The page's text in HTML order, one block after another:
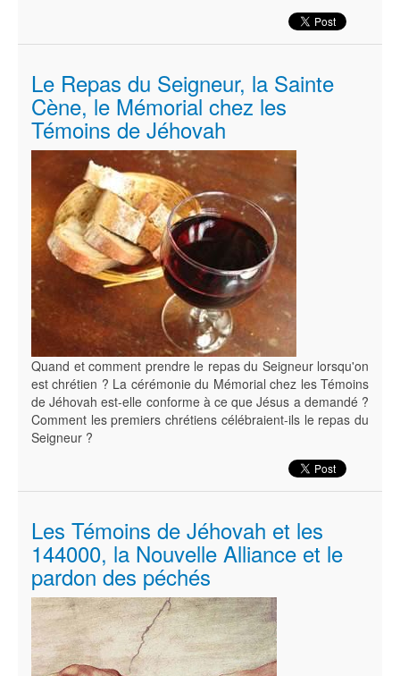
Le Repas du Seigneur, la Sainte
Cène, le Mémorial chez les
Témoins de Jéhovah
Quand et comment prendre le repas du Seigneur lorsqu'on
est chrétien ? La cérémonie du Mémorial chez les Témoins
de Jéhovah est-elle conforme à ce que Jésus a demandé ?
Comment les premiers chrétiens célébraient-ils le repas du
Seigneur ?
Les Témoins de Jéhovah et les
144000, la Nouvelle Alliance et le
pardon des péchés